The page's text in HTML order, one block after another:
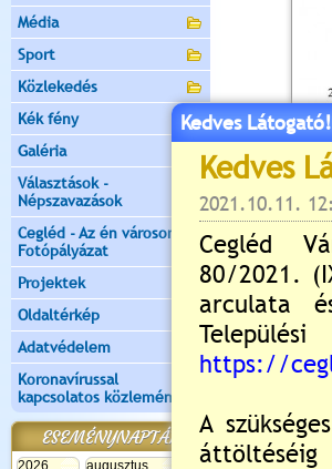
Média
Sport
Közlekedés
Kék fény
Galéria
Választások -
Népszavazások
Cegléd - Az én városom -
Fotópályázat
Projektek
Oldaltérkép
Adatvédelem
Koronavírussal
kapcsolatos közlemények
ESEMÉNYNAPTÁR
Kedves Látogató!